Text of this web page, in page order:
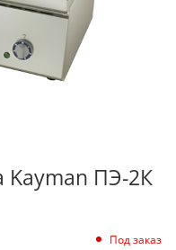
Kayman ПЭ-2К
Под заказ